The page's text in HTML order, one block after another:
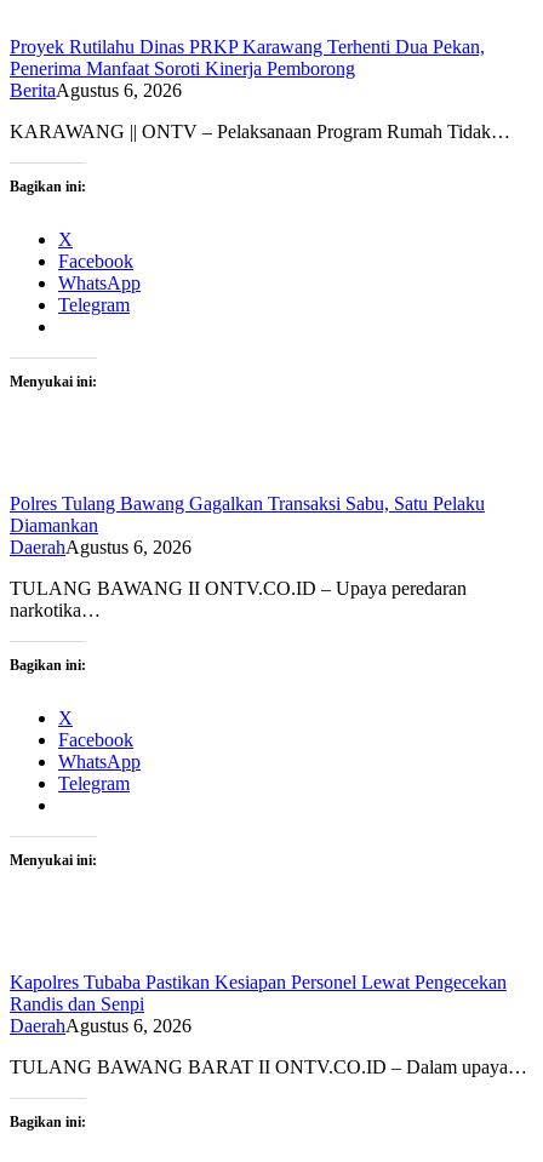
Proyek Rutilahu Dinas PRKP Karawang Terhenti Dua Pekan,
Penerima Manfaat Soroti Kinerja Pemborong
BeritaAgustus 6, 2026
KARAWANG || ONTV – Pelaksanaan Program Rumah Tidak…
Bagikan ini:
X
Facebook
WhatsApp
Telegram
Menyukai ini:
Polres Tulang Bawang Gagalkan Transaksi Sabu, Satu Pelaku
Diamankan
DaerahAgustus 6, 2026
TULANG BAWANG II ONTV.CO.ID – Upaya peredaran
narkotika…
Bagikan ini:
X
Facebook
WhatsApp
Telegram
Menyukai ini:
Kapolres Tubaba Pastikan Kesiapan Personel Lewat Pengecekan
Randis dan Senpi
DaerahAgustus 6, 2026
TULANG BAWANG BARAT II ONTV.CO.ID – Dalam upaya…
Bagikan ini: